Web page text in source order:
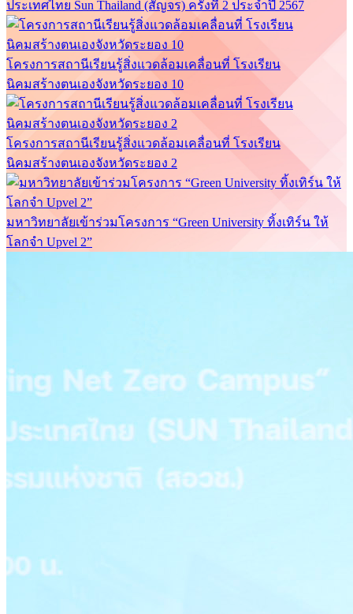
ประเทศไทย Sun Thailand (สัญจร) ครั้งที่ 2 ประจำปี 2567
โครงการสถานีเรียนรู้สิ่งแวดล้อมเคลื่อนที่ โรงเรียน
นิคมสร้างตนเองจังหวัดระยอง 10
โครงการสถานีเรียนรู้สิ่งแวดล้อมเคลื่อนที่ โรงเรียน
นิคมสร้างตนเองจังหวัดระยอง 2
มหาวิทยาลัยเข้าร่วมโครงการ “Green University ทิ้งเทิร์น ให้
โลกจำ Upvel 2”